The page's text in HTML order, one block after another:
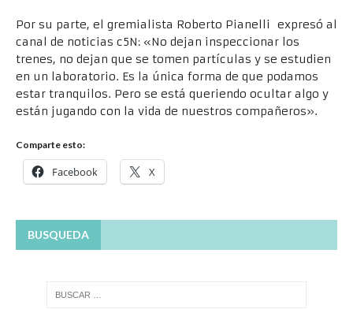
Por su parte, el gremialista Roberto Pianelli expresó al
canal de noticias c5N: «No dejan inspeccionar los
trenes, no dejan que se tomen partículas y se estudien
en un laboratorio. Es la única forma de que podamos
estar tranquilos. Pero se está queriendo ocultar algo y
están jugando con la vida de nuestros compañeros».
Comparte esto:
Facebook X
BUSQUEDA